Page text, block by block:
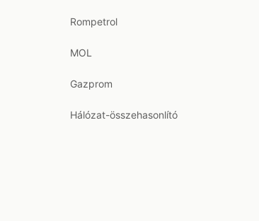
Rompetrol
MOL
Gazprom
Hálózat-összehasonlító